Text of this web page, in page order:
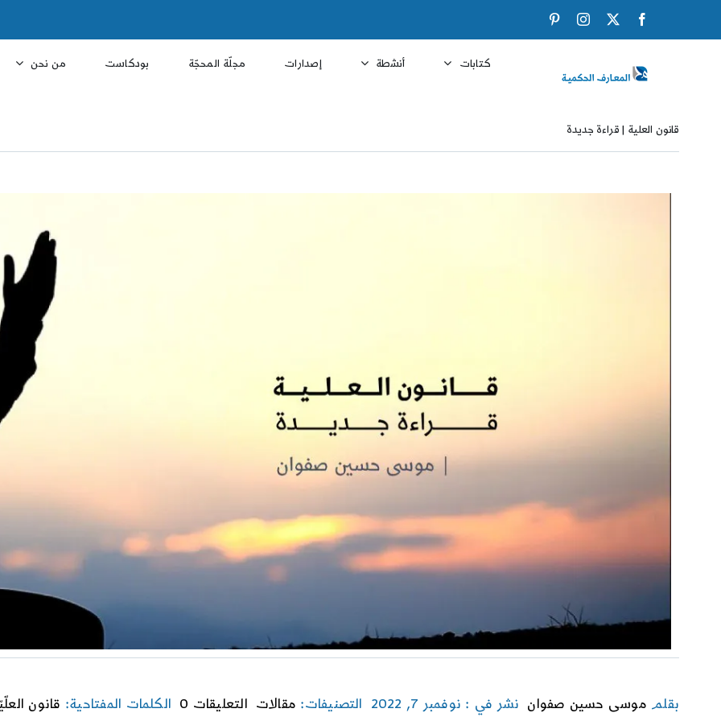
Facebook
X
Instagram
كتابات أنشطة إصدارات مجلّة المحجّة بودكاست من نحن
قانون العلية | قراءة جديدة
بقلم موسى حسين صفوان نشر في : نوفمبر 7, 2022 التصنيفات: مقالات التعليقات 0
onالكلمات المفتاحية: قانون